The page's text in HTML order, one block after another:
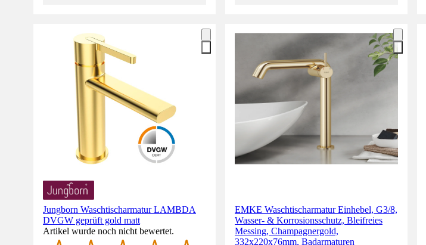
Jungborn Waschtischarmatur LAMBDA
DVGW geprüft gold matt
Artikel wurde noch nicht bewertet.
EMKE Waschtischarmatur Einhebel, G3/8,
Wasser- & Korrosionsschutz, Bleifreies
Messing, Champagnergold,
332x220x76mm, Badarmaturen